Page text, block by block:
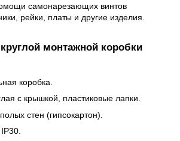
самонарезающих винтов
рейки, платы и другие изделия.
монтажной коробки
коробка.
с крышкой, пластиковые лапки.
стен (гипсокартон).